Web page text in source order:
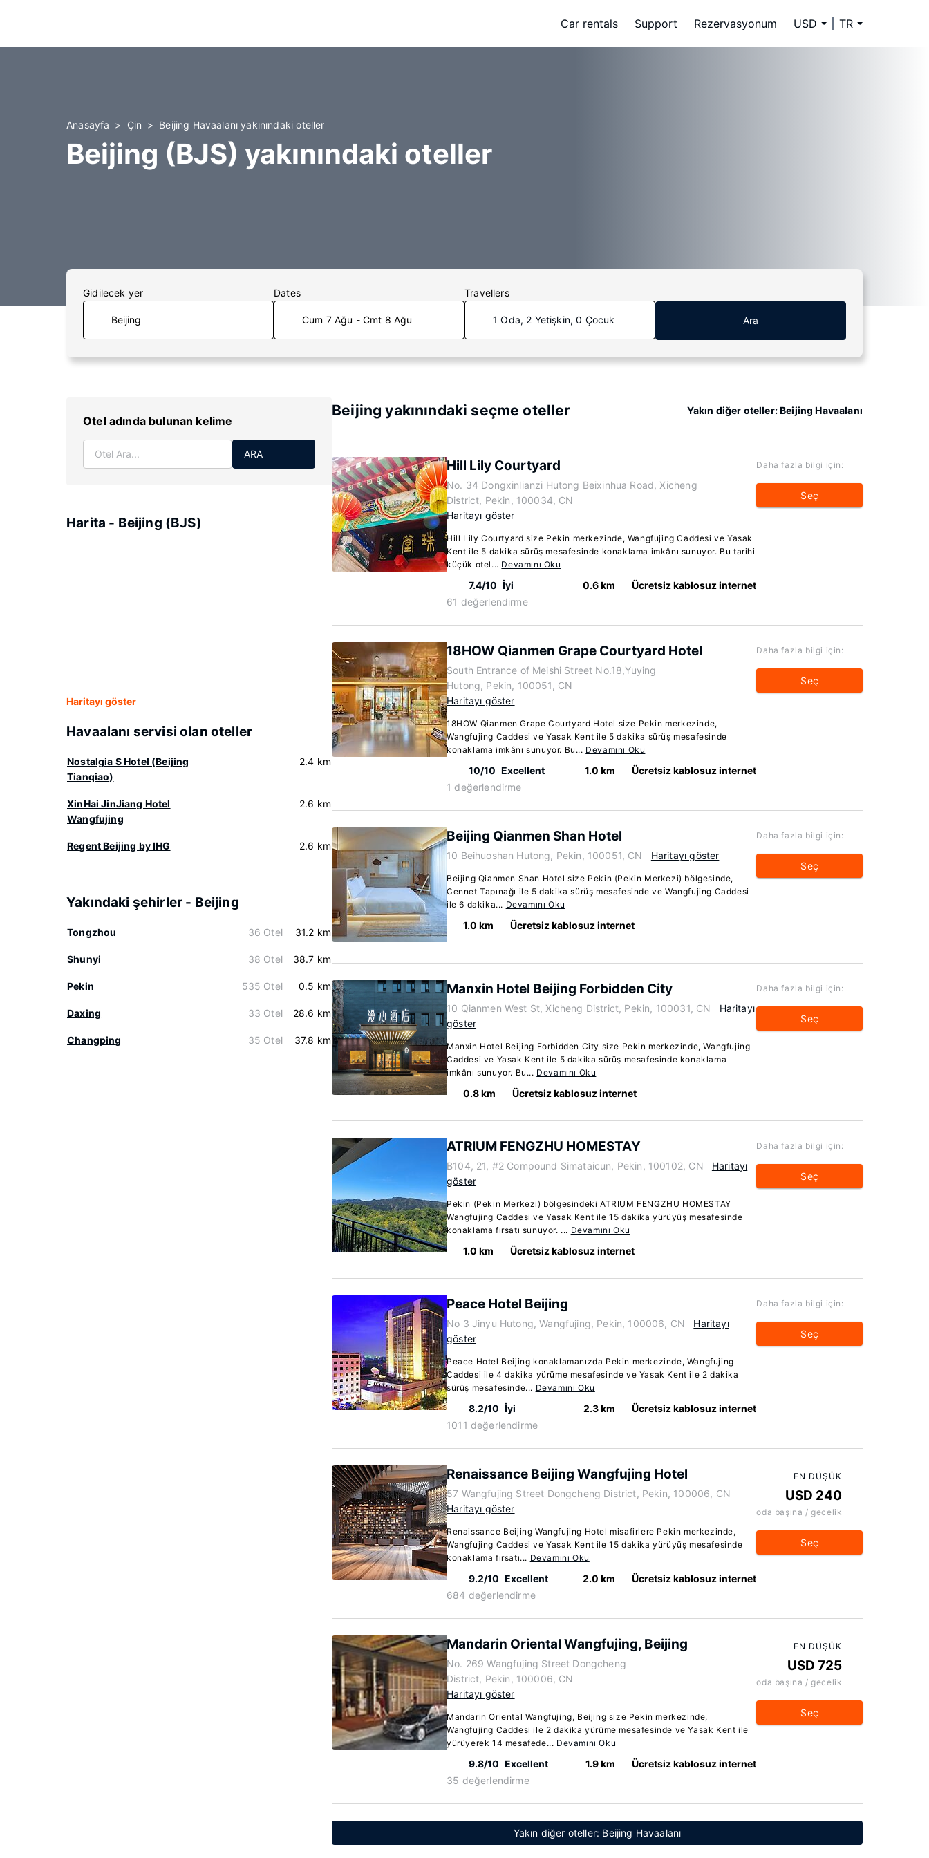
Car rentals Support Rezervasyonum USD TR
Anasayfa Çin Beijing Havaalanı yakınındaki oteller
Beijing (BJS) yakınındaki oteller
Gidilecek yer Dates
Cum 7 Ağu - Cmt 8 Ağu
Travellers
1 Oda, 2 Yetişkin, 0 Çocuk Ara
Otel adında bulunan kelime
ARA
Harita - Beijing (BJS)
Haritayı göster
Havaalanı servisi olan oteller
Nostalgia S Hotel (Beijing
Tianqiao)
2.4 km
XinHai JinJiang Hotel
Wangfujing
2.6 km
Regent Beijing by IHG 2.6 km
Yakındaki şehirler - Beijing
Tongzhou 36 Otel 31.2 km
Shunyi 38 Otel 38.7 km
Pekin 535 Otel 0.5 km
Daxing 33 Otel 28.6 km
Changping 35 Otel 37.8 km
Beijing yakınındaki seçme oteller Yakın diğer oteller: Beijing Havaalanı
Hill Lily Courtyard
No. 34 Dongxinlianzi Hutong Beixinhua Road, Xicheng
District, Pekin, 100034, CN
Haritayı göster
Hill Lily Courtyard size Pekin merkezinde, Wangfujing Caddesi ve Yasak
Kent ile 5 dakika sürüş mesafesinde konaklama imkânı sunuyor. Bu tarihi
küçük otel... Devamını Oku
7.4/10 İyi
61 değerlendirme
0.6 km Ücretsiz kablosuz internet
Daha fazla bilgi için:
Seç
18HOW Qianmen Grape Courtyard Hotel
South Entrance of Meishi Street No.18,Yuying
Hutong, Pekin, 100051, CN
Haritayı göster
18HOW Qianmen Grape Courtyard Hotel size Pekin merkezinde,
Wangfujing Caddesi ve Yasak Kent ile 5 dakika sürüş mesafesinde
konaklama imkânı sunuyor. Bu... Devamını Oku
10/10 Excellent
1 değerlendirme
1.0 km Ücretsiz kablosuz internet
Daha fazla bilgi için:
Seç
Beijing Qianmen Shan Hotel
10 Beihuoshan Hutong, Pekin, 100051, CN Haritayı göster
Beijing Qianmen Shan Hotel size Pekin (Pekin Merkezi) bölgesinde,
Cennet Tapınağı ile 5 dakika sürüş mesafesinde ve Wangfujing Caddesi
ile 6 dakika... Devamını Oku
1.0 km Ücretsiz kablosuz internet
Daha fazla bilgi için:
Seç
Manxin Hotel Beijing Forbidden City
10 Qianmen West St, Xicheng District, Pekin, 100031, CN
Haritayı
göster
Manxin Hotel Beijing Forbidden City size Pekin merkezinde, Wangfujing
Caddesi ve Yasak Kent ile 5 dakika sürüş mesafesinde konaklama
imkânı sunuyor. Bu... Devamını Oku
0.8 km Ücretsiz kablosuz internet
Daha fazla bilgi için:
Seç
ATRIUM FENGZHU HOMESTAY
B104, 21, #2 Compound Simataicun, Pekin, 100102, CN
Haritayı
göster
Pekin (Pekin Merkezi) bölgesindeki ATRIUM FENGZHU HOMESTAY
Wangfujing Caddesi ve Yasak Kent ile 15 dakika yürüyüş mesafesinde
konaklama fırsatı sunuyor. ... Devamını Oku
1.0 km Ücretsiz kablosuz internet
Daha fazla bilgi için:
Seç
Peace Hotel Beijing
No 3 Jinyu Hutong, Wangfujing, Pekin, 100006, CN
Haritayı
göster
Peace Hotel Beijing konaklamanızda Pekin merkezinde, Wangfujing
Caddesi ile 4 dakika yürüme mesafesinde ve Yasak Kent ile 2 dakika
sürüş mesafesinde... Devamını Oku
8.2/10 İyi
1011 değerlendirme
2.3 km Ücretsiz kablosuz internet
Daha fazla bilgi için:
Seç
Renaissance Beijing Wangfujing Hotel
57 Wangfujing Street Dongcheng District, Pekin, 100006, CN
Haritayı göster
Renaissance Beijing Wangfujing Hotel misafirlere Pekin merkezinde,
Wangfujing Caddesi ve Yasak Kent ile 15 dakika yürüyüş mesafesinde
konaklama fırsatı... Devamını Oku
9.2/10 Excellent
684 değerlendirme
2.0 km Ücretsiz kablosuz internet
EN DÜŞÜK
USD 240
oda başına / gecelik
Seç
Mandarin Oriental Wangfujing, Beijing
No. 269 Wangfujing Street Dongcheng
District, Pekin, 100006, CN
Haritayı göster
Mandarin Oriental Wangfujing, Beijing size Pekin merkezinde,
Wangfujing Caddesi ile 2 dakika yürüme mesafesinde ve Yasak Kent ile
yürüyerek 14 mesafede... Devamını Oku
9.8/10 Excellent
35 değerlendirme
1.9 km Ücretsiz kablosuz internet
EN DÜŞÜK
USD 725
oda başına / gecelik
Seç
Yakın diğer oteller: Beijing Havaalanı